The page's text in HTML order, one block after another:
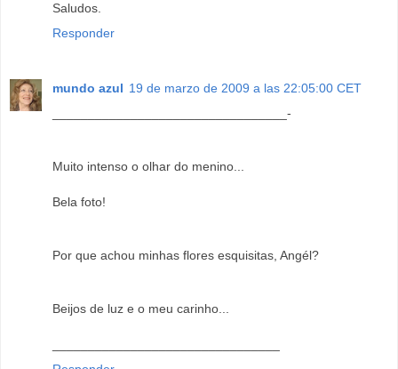
Saludos.
Responder
mundo azul 19 de marzo de 2009 a las 22:05:00 CET
_________________________________-
Muito intenso o olhar do menino...
Bela foto!
Por que achou minhas flores esquisitas, Angél?
Beijos de luz e o meu carinho...